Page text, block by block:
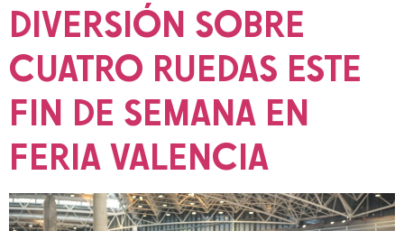
DIVERSIÓN SOBRE
CUATRO RUEDAS ESTE
FIN DE SEMANA EN
FERIA VALENCIA